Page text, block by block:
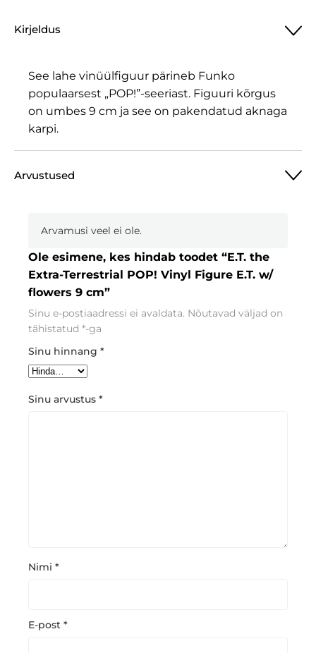
Kirjeldus
See lahe vinüülfiguur pärineb Funko
populaarsest „POP!”-seeriast. Figuuri kõrgus
on umbes 9 cm ja see on pakendatud aknaga
karpi.
Arvustused
Arvamusi veel ei ole.
Ole esimene, kes hindab toodet “E.T. the
Extra-Terrestrial POP! Vinyl Figure E.T. w/
flowers 9 cm”
Sinu e-postiaadressi ei avaldata. Nõutavad väljad on
tähistatud *-ga
Sinu hinnang *
Sinu arvustus *
Nimi *
E-post *